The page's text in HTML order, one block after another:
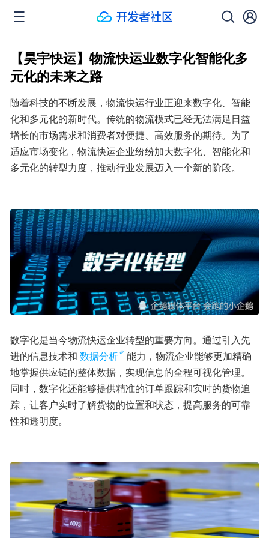
【昊宇快运】物流快运业数字化智能化多
元化的未来之路
随着科技的不断发展，物流快运行业正迎来数字化、智能
化和多元化的新时代。传统的物流模式已经无法满足日益
增长的市场需求和消费者对便捷、高效服务的期待。为了
适应市场变化，物流快运企业纷纷加大数字化、智能化和
多元化的转型力度，推动行业发展迈入一个新的阶段。
数字化是当今物流快运企业转型的重要方向。通过引入先
进的信息技术和 数据分析
能力，物流企业能够更加精确
地掌握供应链的整体数据，实现信息的全程可视化管理。
同时，数字化还能够提供精准的订单跟踪和实时的货物追
踪，让客户实时了解货物的位置和状态，提高服务的可靠
性和透明度。